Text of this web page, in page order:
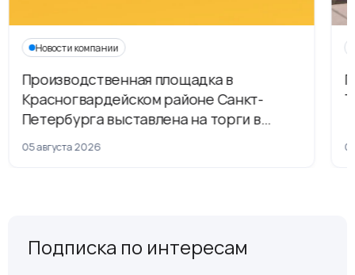
Новости компании
Производственная площадка в
Красногвардейском районе Санкт-
Петербурга выставлена на торги в
рамках приватизации
05 августа 2026
Подписка по интересам